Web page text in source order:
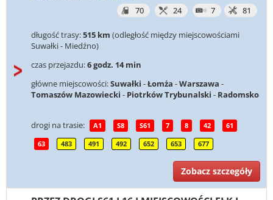
70
24 7 81
długość trasy:515 km (odległość między miejscowościami
Suwałki - Miedźno)
czas przejazdu:6 godz. 14 min
główne miejscowości:Suwałki -Łomża -Warszawa -
Tomaszów Mazowiecki - Piotrków Trybunalski - Radomsko
drogi na trasie: A1 S8 S61 7 8 42 61
63 483 491 492 652 653 677
Zobacz szczegóły